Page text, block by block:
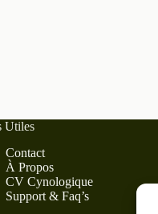
Utiles
Contact
À Propos
CV Cynologique
Support & Faq’s